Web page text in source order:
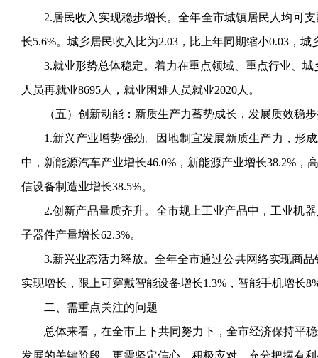
2.居民收入实现稳步增长。全年全市城镇居民人均可
长5.6%。城乡居民收入比为2.03，比上年同期缩小0.03，
3.就业形势总体稳定。着力在重点领域、重点行业、
人员再就业8695人，就业困难人员就业2020人。
（五）创新动能：新质生产力蓄势成长，发展质效稳
1.新兴产业增势强劲。因地制宜发展新质生产力，形
中，新能源汽车产业增长46.0%，新能源产业增长38.2%，
信设备制造业增长38.5%。
2.创新产品量质齐升。全市规上工业产品中，工业机
子器件产量增长62.3%。
3.新兴业态活力释放。全年全市通过公共网络实现商
实现增长，限上可穿戴智能设备增长1.3%，智能手机增长
二、需重点关注的问题
总体来看，在全市上下共同努力下，全市经济保持平
发展的关键阶段，更需坚定信心、积极应对，充分把握有